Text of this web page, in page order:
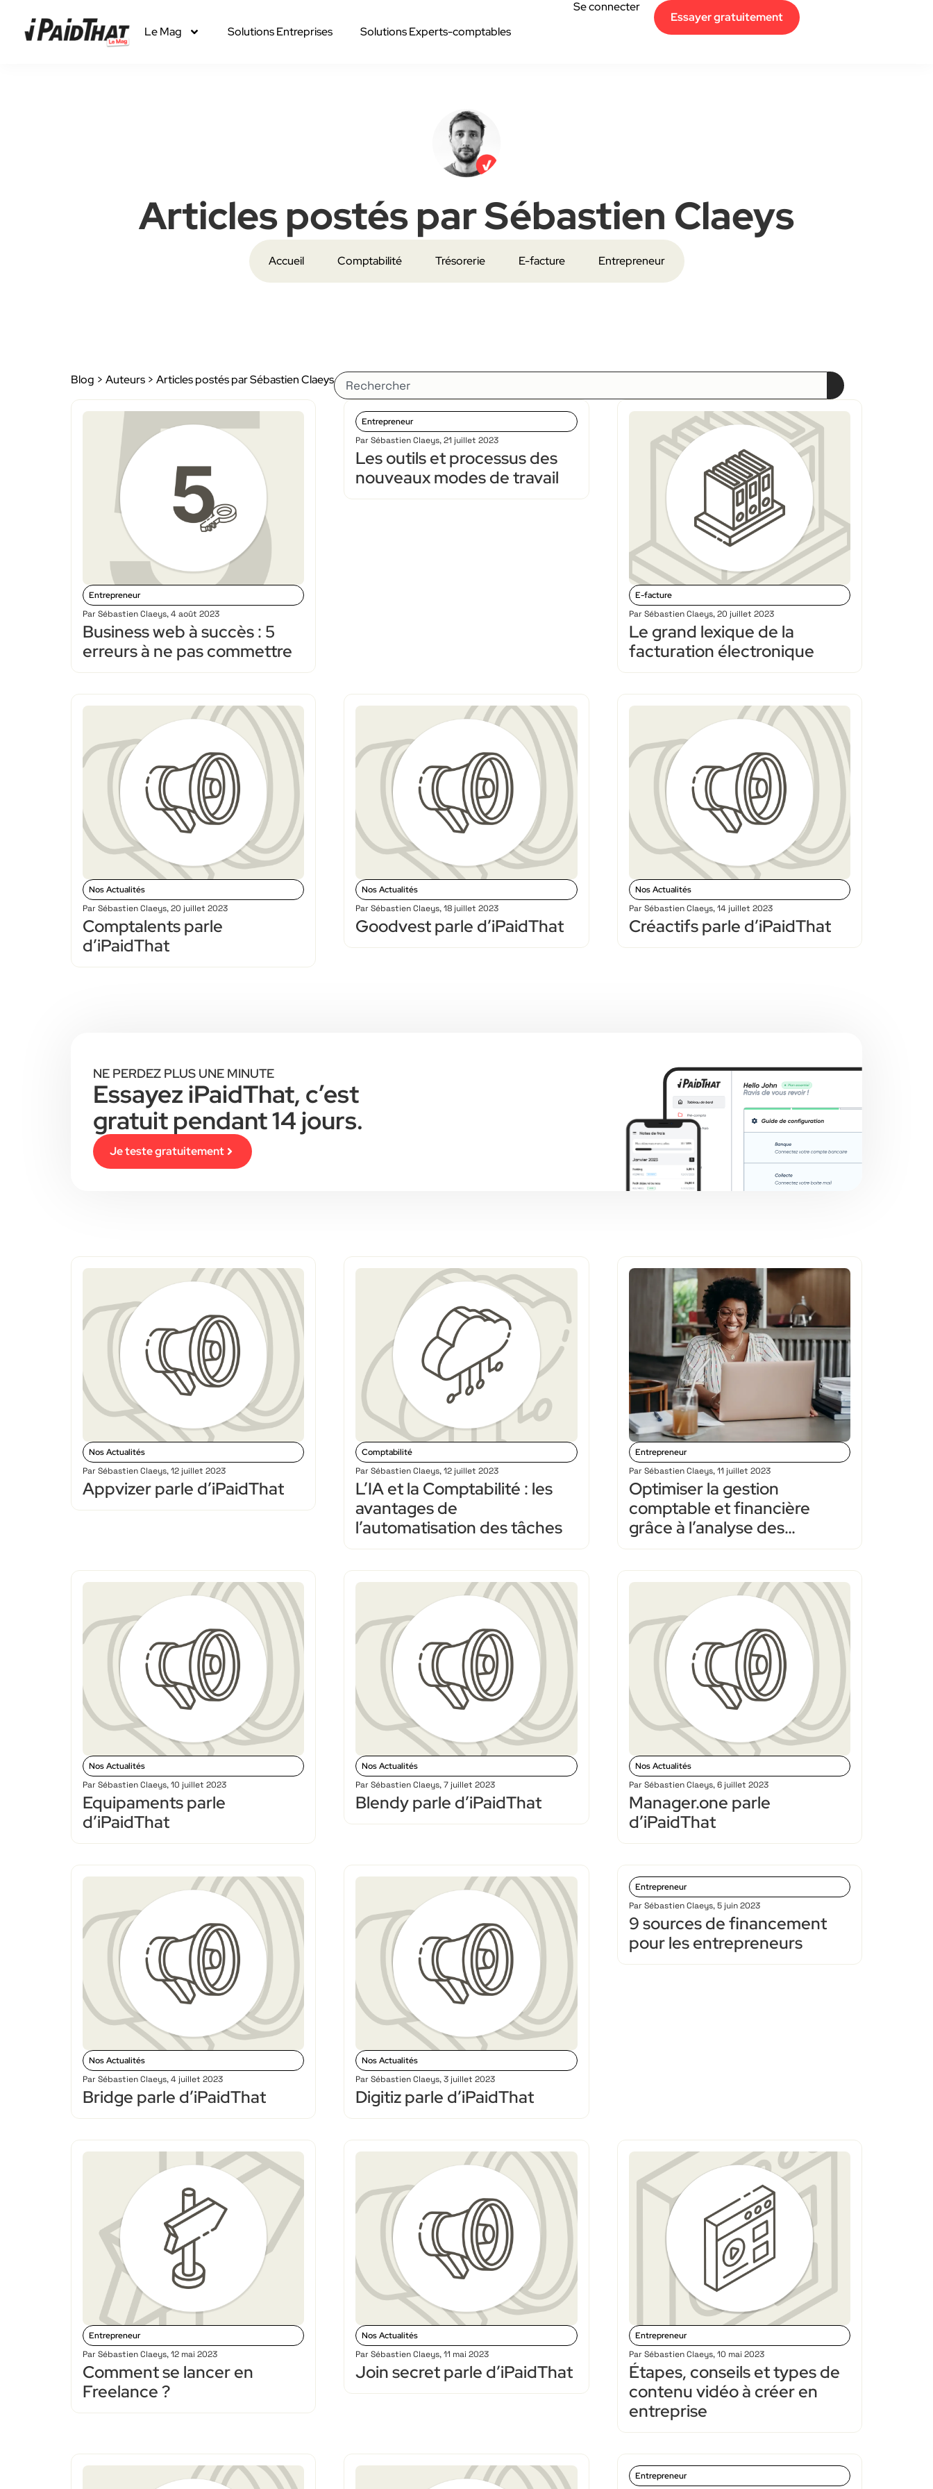
Le Mag Solutions Entreprises Solutions Experts-comptables
Se connecter
Essayer gratuitement
Articles postés parSébastien Claeys
Accueil Comptabilité Trésorerie E-facture Entrepreneur
Blog > Auteurs > Articles postés par Sébastien Claeys
Entrepreneur
Par Sébastien Claeys,4 août 2023
Business web à succès : 5
erreurs à ne pas commettre
Entrepreneur
Par Sébastien Claeys, 21 juillet 2023
Les outils et processus des
nouveaux modes de travail
E-facture
Par Sébastien Claeys, 20 juillet 2023
Le grand lexique de la
facturation électronique
Nos Actualités
Par Sébastien Claeys,20 juillet 2023
Comptalents parle
d’iPaidThat
Nos Actualités
Par Sébastien Claeys, 18 juillet 2023
Goodvest parle d’iPaidThat
Nos Actualités
Par Sébastien Claeys, 14 juillet 2023
Créactifs parle d’iPaidThat
NE PERDEZ PLUS UNE MINUTE
Essayez iPaidThat, c’est
gratuit pendant 14 jours.
Je teste gratuitement
Nos Actualités
Par Sébastien Claeys,12 juillet 2023
Appvizer parle d’iPaidThat
Comptabilité
Par Sébastien Claeys, 12 juillet 2023
L’IA et la Comptabilité : les
avantages de
l’automatisation des tâches
Entrepreneur
Par Sébastien Claeys, 11 juillet 2023
Optimiser la gestion
comptable et financière
grâce à l’analyse des
dépenses énergétiques
Nos Actualités
Par Sébastien Claeys,10 juillet 2023
Equipaments parle
d’iPaidThat
Nos Actualités
Par Sébastien Claeys, 7 juillet 2023
Blendy parle d’iPaidThat
Nos Actualités
Par Sébastien Claeys, 6 juillet 2023
Manager.one parle
d’iPaidThat
Nos Actualités
Par Sébastien Claeys,4 juillet 2023
Bridge parle d’iPaidThat
Nos Actualités
Par Sébastien Claeys, 3 juillet 2023
Digitiz parle d’iPaidThat
Entrepreneur
Par Sébastien Claeys, 5 juin 2023
9 sources de financement
pour les entrepreneurs
Entrepreneur
Par Sébastien Claeys,12 mai 2023
Comment se lancer en
Freelance ?
Nos Actualités
Par Sébastien Claeys, 11 mai 2023
Join secret parle d’iPaidThat
Entrepreneur
Par Sébastien Claeys, 10 mai 2023
Étapes, conseils et types de
contenu vidéo à créer en
entreprise
Entrepreneur